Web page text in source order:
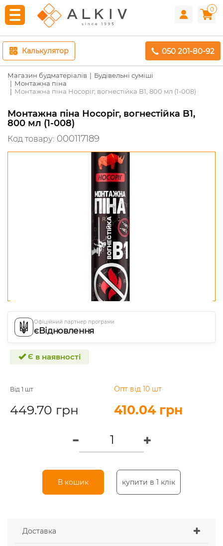
0
Калькулятор 050 201-80-92
Магазин будматеріалів
Будівельні суміші
Монтажна піна
Монтажна піна Носоріг, вогнестійка B1, 800 мл (1-008)
Монтажна піна Носоріг, вогнестійка B1,
800 мл (1-008)
Код товару: 000117189
Офіційний партнер програми
єВідновлення
Є в наявності
Від 1 шт
449.70 грн
Опт від 10 шт
410.04 грн
В кошик купити в 1 клік
Доставка